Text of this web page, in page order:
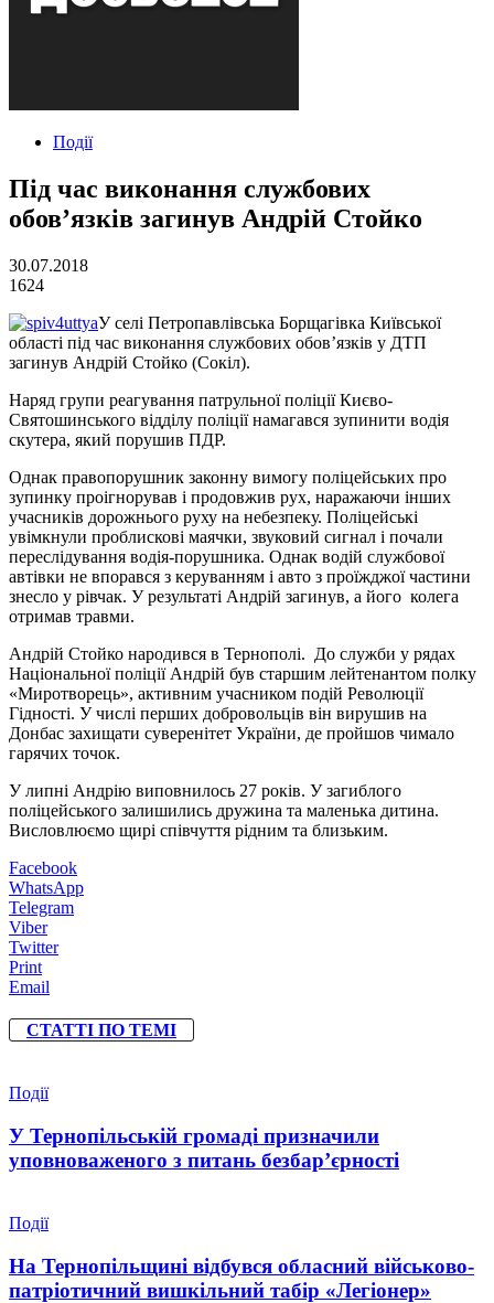
Події
Під час виконання службових
обов’язків загинув Андрій Стойко
30.07.2018
1624
У селі Петропавлівська Борщагівка Київської
області під час виконання службових обов’язків у ДТП
загинув Андрій Стойко (Сокіл).
Наряд групи реагування патрульної поліції Києво-
Святошинського відділу поліції намагався зупинити водія
скутера, який порушив ПДР.
Однак правопорушник законну вимогу поліцейських про
зупинку проігнорував і продовжив рух, наражаючи інших
учасників дорожнього руху на небезпеку. Поліцейські
увімкнули проблискові маячки, звуковий сигнал і почали
переслідування водія-порушника. Однак водій службової
автівки не впорався з керуванням і авто з проїжджої частини
знесло у рівчак. У результаті Андрій загинув, а його колега
отримав травми.
Андрій Стойко народився в Тернополі. До служби у рядах
Національної поліції Андрій був старшим лейтенантом полку
«Миротворець», активним учасником подій Революції
Гідності. У числі перших добровольців він вирушив на
Донбас захищати суверенітет України, де пройшов чимало
гарячих точок.
У липні Андрію виповнилось 27 років. У загиблого
поліцейського залишились дружина та маленька дитина.
Висловлюємо щирі співчуття рідним та близьким.
Facebook
WhatsApp
Telegram
Viber
Twitter
Print
Email
СТАТТІ ПО ТЕМІ
Події
У Тернопільській громаді призначили
уповноваженого з питань безбар’єрності
Події
На Тернопільщині відбувся обласний військово-
патріотичний вишкільний табір «Легіонер»